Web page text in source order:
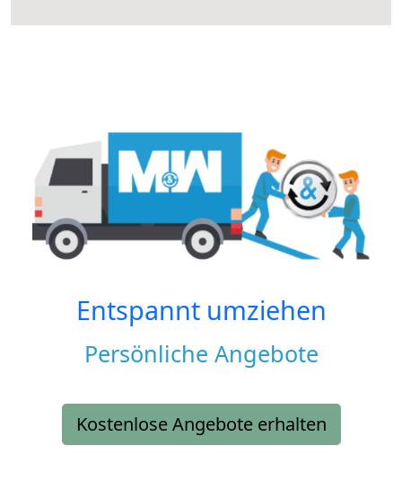
Entspannt umziehen
Persönliche Angebote
Kostenlose Angebote erhalten